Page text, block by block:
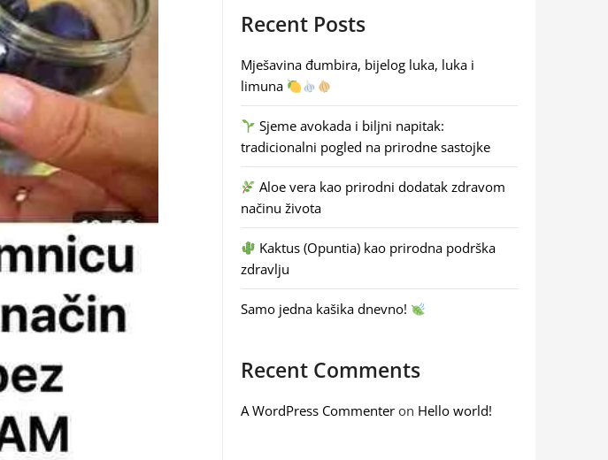
Recent Posts
Mješavina đumbira, bijelog luka, luka i
limuna
Sjeme avokada i biljni napitak:
tradicionalni pogled na prirodne sastojke
Aloe vera kao prirodni dodatak zdravom
načinu života
Kaktus (Opuntia) kao prirodna podrška
zdravlju
Samo jedna kašika dnevno!
Recent Comments
A WordPress Commenteron Hello world!